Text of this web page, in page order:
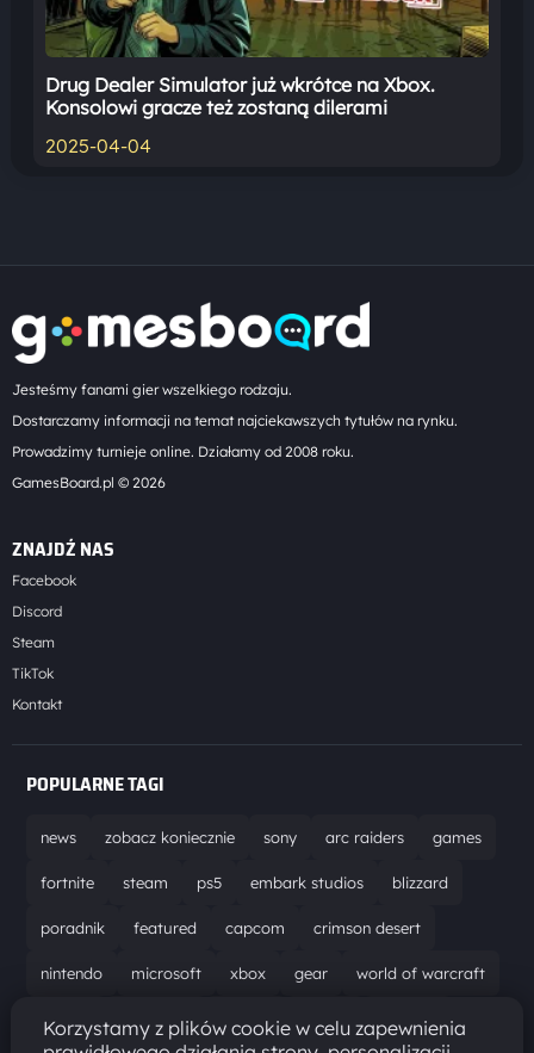
Drug Dealer Simulator już wkrótce na Xbox.
Konsolowi gracze też zostaną dilerami
2025-04-04
Jesteśmy fanami gier wszelkiego rodzaju.
Dostarczamy informacji na temat najciekawszych tytułów na rynku.
Prowadzimy turnieje online. Działamy od 2008 roku.
GamesBoard.pl © 2026
ZNAJDŹ NAS
Facebook
Discord
Steam
TikTok
Kontakt
POPULARNE TAGI
news zobacz koniecznie sony arc raiders games
fortnite steam ps5 embark studios blizzard
poradnik featured capcom crimson desert
nintendo microsoft xbox gear world of warcraft
solucja marathon ubisoft bungie recenzja
Korzystamy z plików cookie w celu zapewnienia